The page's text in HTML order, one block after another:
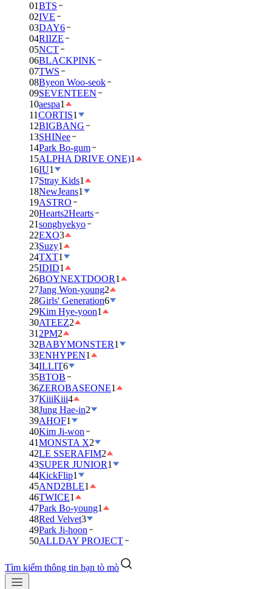
01BTS
02IVE
03DAY6
04RIIZE
05NCT
06BLACKPINK
07TWS
08Byeon Woo-seok
09SEVENTEEN
10aespa1
11CORTIS1
12BIGBANG
13SHINee
14Park Bo-gum
15ALPHA DRIVE ONE)1
16IU1
17Stray Kids1
18NewJeans1
19ASTRO
20Hearts2Hearts
21songhyekyo
22EXO3
23Suzy1
24TXT1
25IDID1
26BOYNEXTDOOR1
27Jang Won-young2
28Girls' Generation6
29Kim Hye-yoon1
30ATEEZ2
31 2PM2
32BABYMONSTER1
33ENHYPEN1
34ILLIT6
35BTOB
36ZEROBASEONE1
37KiiiKiii4
38Jung Hae-in2
39AHOF1
40Kim Ji-won
41MONSTA X2
42LE SSERAFIM2
43SUPER JUNIOR1
44KickFlip1
45AND2BLE1
46TWICE1
47Park Bo-young1
48Red Velvet3
49Park Ji-hoon
50ALLDAY PROJECT
Tìm kiếm thông tin bạn tò mò